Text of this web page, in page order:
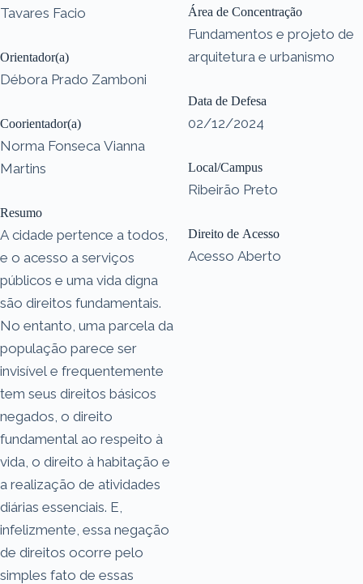
Tavares Facio
Orientador(a)
Débora Prado Zamboni
Coorientador(a)
Norma Fonseca Vianna
Martins
Resumo
A cidade pertence a todos,
e o acesso a serviços
públicos e uma vida digna
são direitos fundamentais.
No entanto, uma parcela da
população parece ser
invisível e frequentemente
tem seus direitos básicos
negados, o direito
fundamental ao respeito à
vida, o direito à habitação e
a realização de atividades
diárias essenciais. E,
infelizmente, essa negação
de direitos ocorre pelo
simples fato de essas
Área de Concentração
Fundamentos e projeto de
arquitetura e urbanismo
Data de Defesa
02/12/2024
Local/Campus
Ribeirão Preto
Direito de Acesso
Acesso Aberto